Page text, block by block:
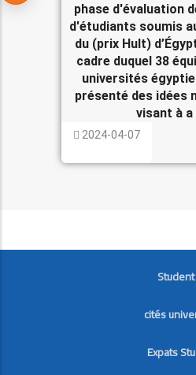
phase d'évaluation
d'étudiants soumis
du (prix Hult)
cadre duquel 38
universités
présenté des idées
visant à a
2024-04-07
cités
Expats